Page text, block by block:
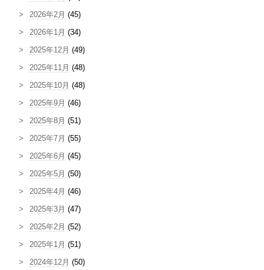
2026年2月 (45)
2026年1月 (34)
2025年12月 (49)
2025年11月 (48)
2025年10月 (48)
2025年9月 (46)
2025年8月 (51)
2025年7月 (55)
2025年6月 (45)
2025年5月 (50)
2025年4月 (46)
2025年3月 (47)
2025年2月 (52)
2025年1月 (51)
2024年12月 (50)